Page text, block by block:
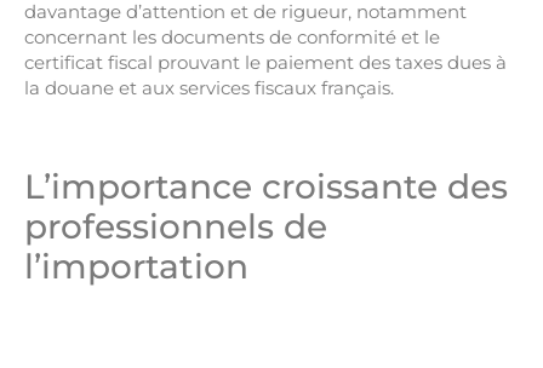
davantage d’attention et de rigueur, notamment
concernant les documents de conformité et le
certificat fiscal prouvant le paiement des taxes dues à
la douane et aux services fiscaux français.
L’importance croissante des
professionnels de
l’importation